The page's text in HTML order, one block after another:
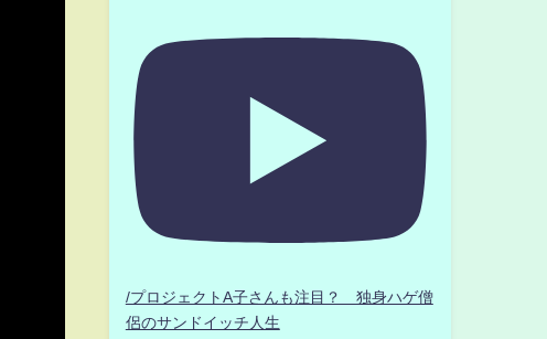
/プロジェクトA子さんも注目？ 独身ハゲ僧
侶のサンドイッチ人生